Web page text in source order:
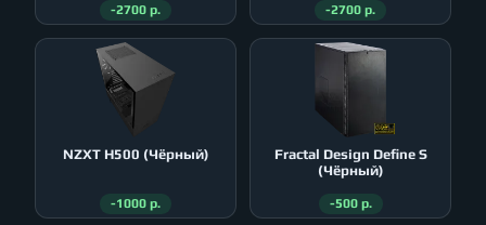
-2700 р. -2700 р.
NZXT H500 (Чёрный)
-1000 р.
Fractal Design Define S
(Чёрный)
-500 р.